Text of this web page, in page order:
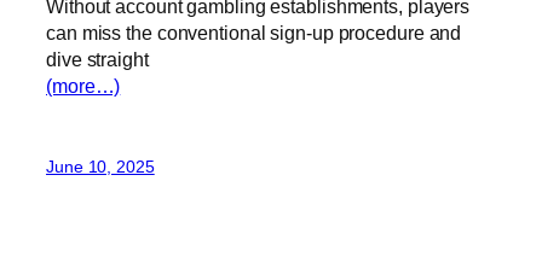
Without account gambling establishments, players
can miss the conventional sign-up procedure and
dive straight
(more…)
June 10, 2025